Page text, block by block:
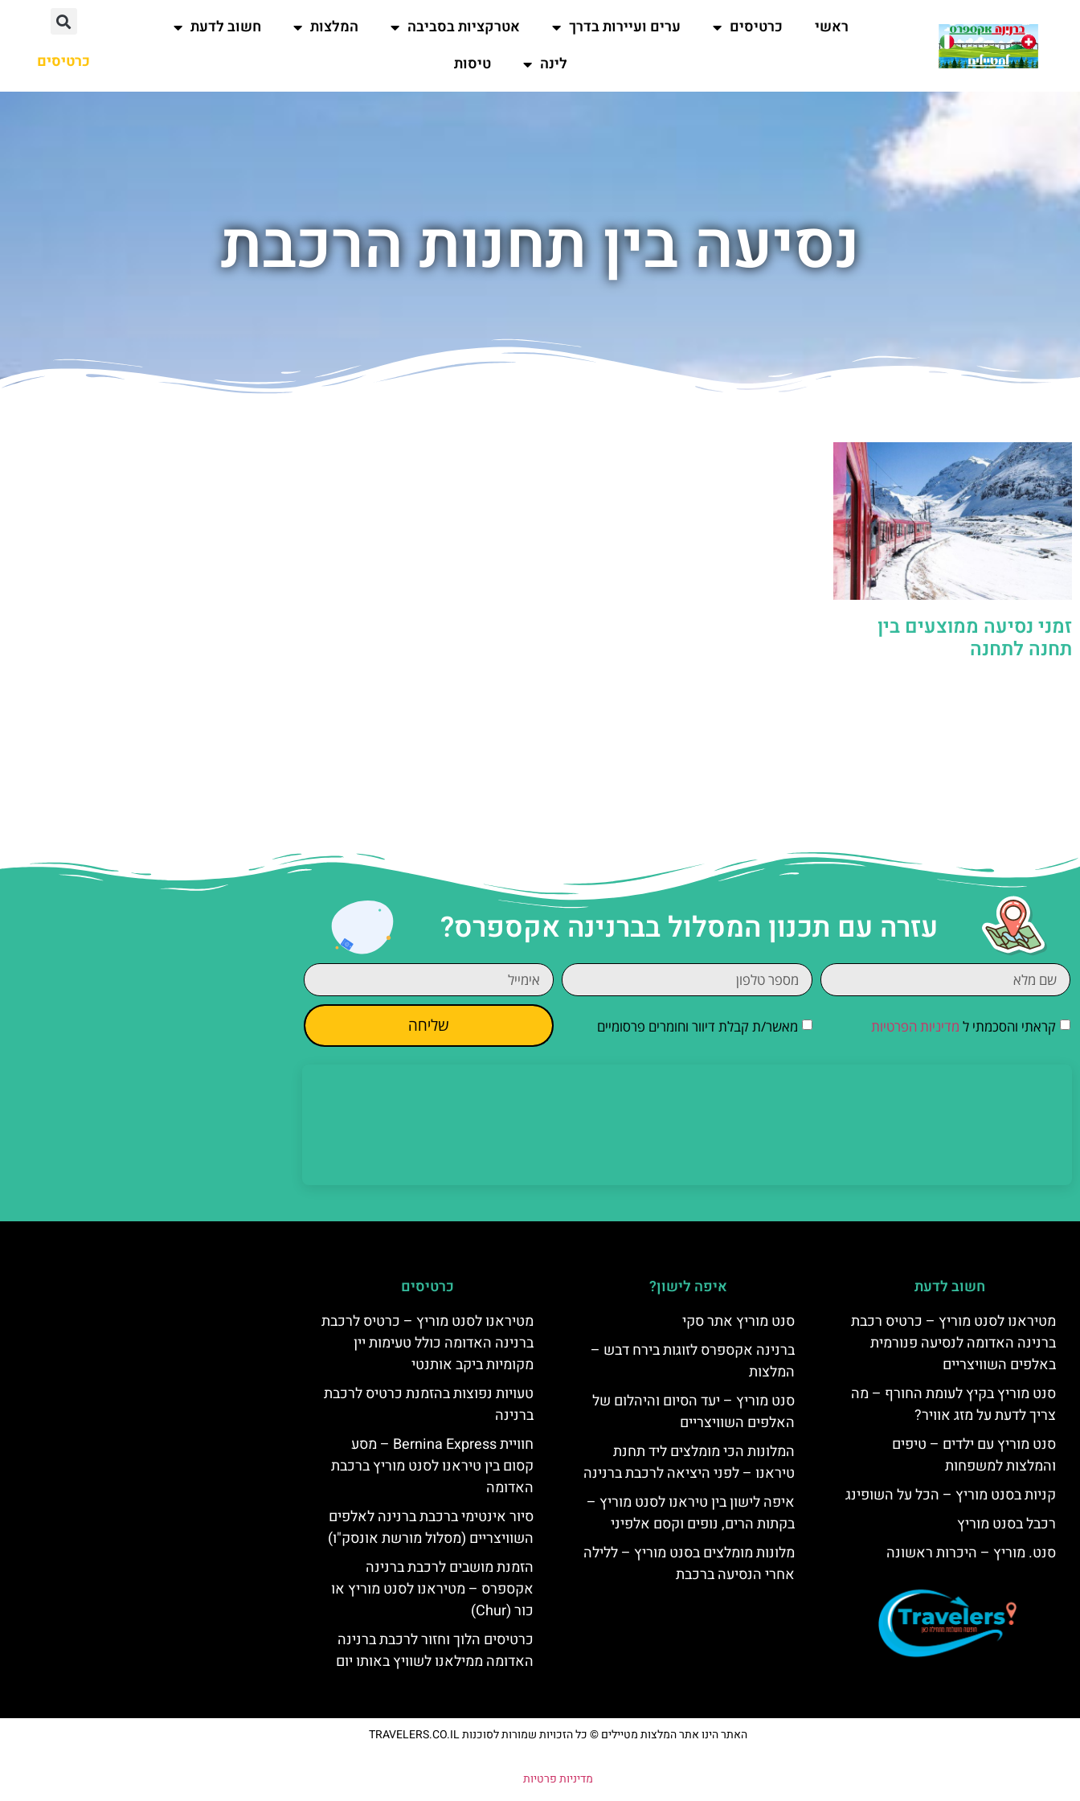
ראשי כרטיסים ערים ועיירות בדרך אטרקציות בסביבה המלצות
חשוב לדעת
לינה
טיסות כרטיסים
נסיעה בין תחנות הרכבת
זמני נסיעה ממוצעים בין
תחנה לתחנה
עזרה עם תכנון המסלול בברנינה אקספרס?
קראתי והסכמתי ל מדיניות הפרטיות מאשר/ת קבלת דיוור וחומרים פרסומיים שליחה
חשוב לדעת
מטיראנו לסנט מוריץ – כרטיס רכבת
ברנינה האדומה לנסיעה פנורמית
באלפים השוויצריים
סנט מוריץ בקיץ לעומת החורף – מה
צריך לדעת על מזג אוויר?
סנט מוריץ עם ילדים – טיפים
והמלצות למשפחות
קניות בסנט מוריץ – הכל על השופינג
רכבל בסנט מוריץ
סנט. מוריץ – היכרות ראשונה
איפה לישון?
סנט מוריץ אתר סקי
ברנינה אקספרס לזוגות בירח דבש –
המלצות
סנט מוריץ – יעד הסיום והיהלום של
האלפים השוויצריים
המלונות הכי מומלצים ליד תחנת
טיראנו – לפני היציאה לרכבת ברנינה
איפה לישון בין טיראנו לסנט מוריץ –
בקתות הרים, נופים וקסם אלפיני
מלונות מומלצים בסנט מוריץ – ללילה
אחרי הנסיעה ברכבת
כרטיסים
מטיראנו לסנט מוריץ – כרטיס לרכבת
ברנינה האדומה כולל טעימות יין
מקומיות ביקב אותנטי
טעויות נפוצות בהזמנת כרטיס לרכבת
ברנינה
חוויית Bernina Express – מסע
קסום בין טיראנו לסנט מוריץ ברכבת
האדומה
סיור אינטימי ברכבת ברנינה לאלפים
השוויצריים (מסלול מורשת אונסק"ו)
הזמנת מושבים לרכבת ברנינה
אקספרס – מטיראנו לסנט מוריץ או
כור (Chur)
כרטיסים הלוך וחזור לרכבת ברנינה
האדומה ממילאנו לשוויץ באותו יום
האתר הינו אתר המלצות מטיילים © כל הזכויות שמורות לסוכנות TRAVELERS.CO.IL
מדיניות פרטיות